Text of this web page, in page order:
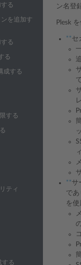
る
を追加す
る
る
成する
する
ティ
する
ン名登
Plesk
**セ
**サ
で
を使